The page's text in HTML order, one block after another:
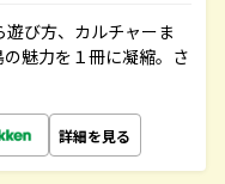
び方、カルチャーま
魅力を１冊に凝縮。さ
詳細を見る